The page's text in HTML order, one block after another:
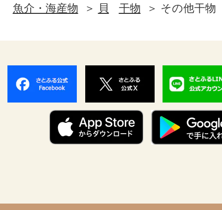
魚介・海産物
貝 干物 その他干物